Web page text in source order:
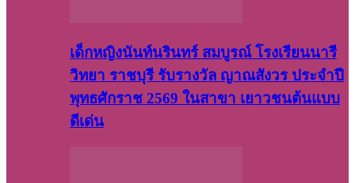
เด็กหญิงนันท์นรินทร์ สมบูรณ์ โรงเรียนนารี
วิทยา ราชบุรี รับรางวัล ญาณสังวร ประจำปี
พุทธศักราช 2569 ในสาขา เยาวชนต้นแบบ
ดีเด่น